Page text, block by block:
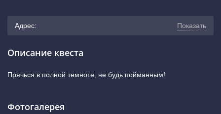
Адрес: Показать
Описание квеста
Прячься в полной темноте, не будь пойманным!
Фотогалерея